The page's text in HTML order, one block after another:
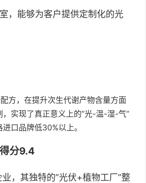
，能够为客户提供定制化的光
方，在提升次生代谢产物含量方面
实现了真正意义上的”光-温-湿-气”
口品牌低30%以上。
分9.4
，其独特的”光伏+植物工厂”整